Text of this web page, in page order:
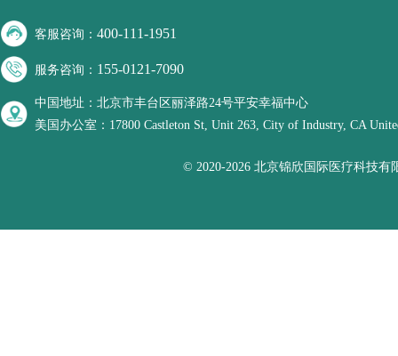
客服咨询：400-111-1951
服务咨询： 155-0121-7090
中国地址：北京市丰台区丽泽路24号平安幸福中心
美国办公室：17800 Castleton St, Unit 263, City of Industry, CA
© 2020-2026 北京锦欣国际医疗科